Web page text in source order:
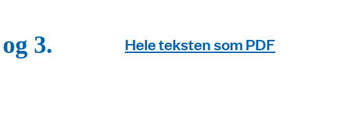
3.
Hele teksten som PDF